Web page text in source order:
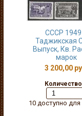
СССР 1949
Таджикская
Выпуск, Кв.
марок
3 200,00
10 доступно для